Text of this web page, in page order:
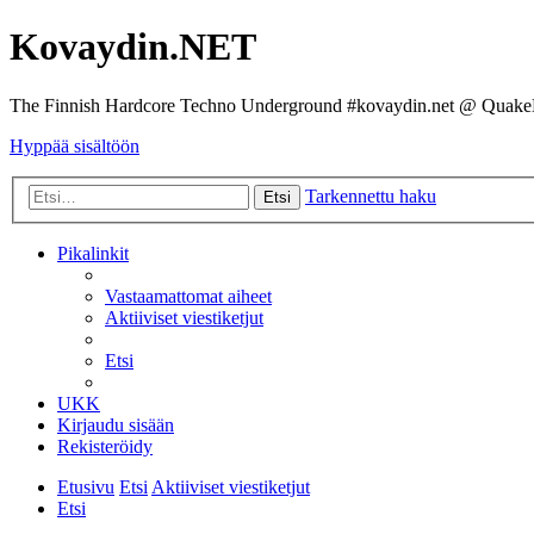
Kovaydin.NET
The Finnish Hardcore Techno Underground #kovaydin.net @
Hyppää sisältöön
Etsi Tarkennettu haku
Pikalinkit
Vastaamattomat aiheet
Aktiiviset viestiketjut
Etsi
UKK
Kirjaudu sisään
Rekisteröidy
Etusivu EtsiAktiiviset viestiketjut
Etsi